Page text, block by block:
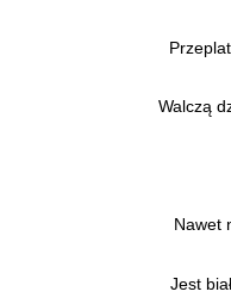
Walczą
Nawet
Jest